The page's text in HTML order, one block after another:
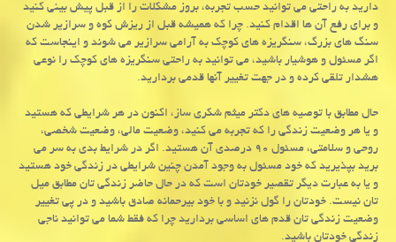
دارید به راحتی می توانید حسب تجربه، بروز مشکلات را از قبل پیش بینی کنید
و برای رفع آن ها اقدام کنید. چرا که همیشه قبل از ریزش کوه و سرازیر شدن
سنگ های بزرگ، سنگریزه های کوچک به آرامی سرازیر می شوند و اینجاست که
اگر مسئول و هوشیار باشید، می توانید به راحتی سنگریزه های کوچک را نوعی
هشدار تلقی کرده و در جهت تغییر آنها قدمی بردارید.
حال مطابق با توصیه های دکتر میثم شکری ساز، اکنون در هر شرایطی که هستید
و یا هر وضعیت زندگی را که تجربه می کنید، وضعیت مالی، وضعیت شخصی،
روحی و سلامتی، مسئول ۹۰ درصدی آن هستید. اگر در شرایط بدی به سر می
برید بپذیرید که خود مسئول به وجود آمدن چنین شرایطی در زندگی خود هستید
و یا به عبارت دیگر تقصیر خودتان است که در حال حاضر زندگی تان مطابق میل
تان نیست. خودتان را گول نزنید و با خود بیرحمانه صادق باشید و در پی تغییر
وضعیت زندگی تان قدم های اساسی بردارید چرا که فقط شما می توانید ناجی
زندگی خودتان باشید.